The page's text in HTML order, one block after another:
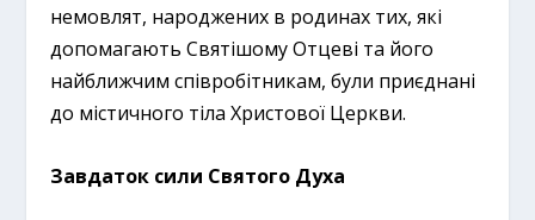
немовлят, народжених в родинах тих, які
допомагають Святішому Отцеві та його
найближчим співробітникам, були приєднані
до містичного тіла Христової Церкви.
Завдаток сили Святого Духа